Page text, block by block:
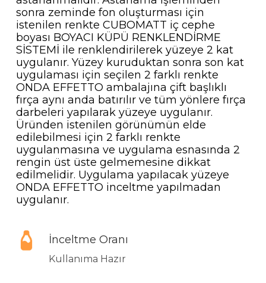
sonra zeminde fon oluşturması için
istenilen renkte CUBOMATT iç cephe
boyası BOYACI KÜPÜ RENKLENDİRME
SİSTEMİ ile renklendirilerek yüzeye 2 kat
uygulanır. Yüzey kuruduktan sonra son kat
uygulaması için seçilen 2 farklı renkte
ONDA EFFETTO ambalajına çift başlıklı
fırça aynı anda batırılır ve tüm yönlere fırça
darbeleri yapılarak yüzeye uygulanır.
Üründen istenilen görünümün elde
edilebilmesi için 2 farklı renkte
uygulanmasına ve uygulama esnasında 2
rengin üst üste gelmemesine dikkat
edilmelidir. Uygulama yapılacak yüzeye
ONDA EFFETTO inceltme yapılmadan
uygulanır.
İnceltme Oranı
Kullanıma Hazır